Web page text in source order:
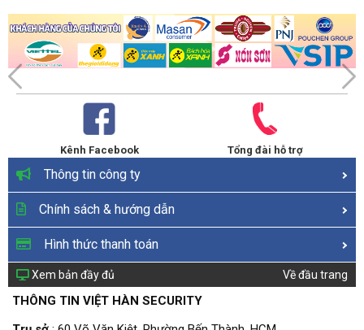
Kênh Facebook Tổng đài hỗ trợ
Thông tin công ty
Chính sách & hướng dẫn
Hình thức thanh toán
Xem bản đầy đủ Về đầu trang
THÔNG TIN VIỆT HÀN SECURITY